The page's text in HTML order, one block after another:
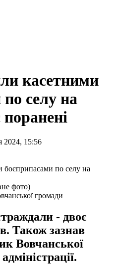
касетними
селу на
2024, 15:56
фото)
громади
- двоє
Також зазнав
Вовчанської